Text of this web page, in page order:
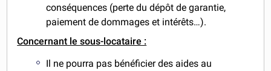
conséquences (perte du dépôt de garantie,
paiement de dommages et intérêts…).
Concernant le sous-locataire :
Il ne pourra pas bénéficier des aides au